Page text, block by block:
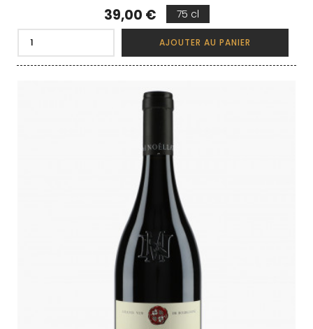
Prix
39,00 € 75 cl
AJOUTER AU PANIER